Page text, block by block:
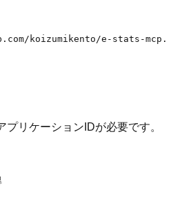
リケーションIDが必要です。